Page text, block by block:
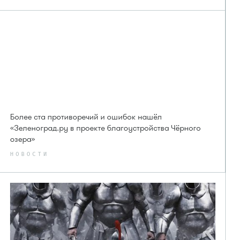
Более ста противоречий и ошибок нашёл
«Зеленоград.ру в проекте благоустройства Чёрного
озера»
НОВОСТИ